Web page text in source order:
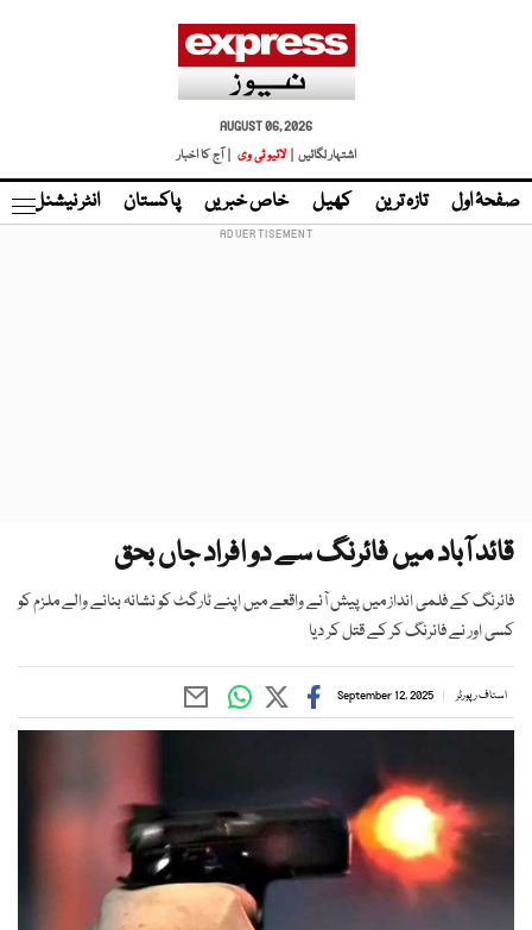
AUGUST 06, 2026
اشتہار لگائیں |
لائیو ٹی وی | آج کا اخبار
صفحۂ اول تازہ ترین کھیل خاص خبریں پاکستان انٹر نیشنل
قائد آباد میں فائرنگ سے دو افراد جاں بحق
فائرنگ کے فلمی انداز میں پیش آئے واقعے میں اپنے ٹارگٹ کو نشانہ بنانے والے ملزم کو
کسی اور نے فائرنگ کر کے قتل کر دیا
اسٹاف رپورٹر September 12, 2025